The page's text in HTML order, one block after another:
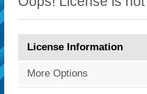
License Information
More Options